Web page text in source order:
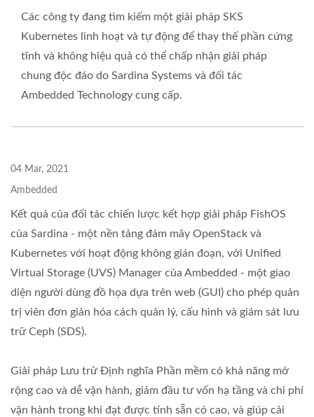
Các công ty đang tìm kiếm một giải pháp SKS
Kubernetes linh hoạt và tự động để thay thế phần cứng
tĩnh và không hiệu quả có thể chấp nhận giải pháp
chung độc đáo do Sardina Systems và đối tác
Ambedded Technology cung cấp.
04 Mar, 2021
Ambedded
Kết quả của đối tác chiến lược kết hợp giải pháp FishOS
của Sardina - một nền tảng đám mây OpenStack và
Kubernetes với hoạt động không gián đoạn, với Unified
Virtual Storage (UVS) Manager của Ambedded - một giao
diện người dùng đồ họa dựa trên web (GUI) cho phép quản
trị viên đơn giản hóa cách quản lý, cấu hình và giám sát lưu
trữ Ceph (SDS).
Giải pháp Lưu trữ Định nghĩa Phần mềm có khả năng mở
rộng cao và dễ vận hành, giảm đầu tư vốn hạ tầng và chi phí
vận hành trong khi đạt được tính sẵn có cao, và giúp cải